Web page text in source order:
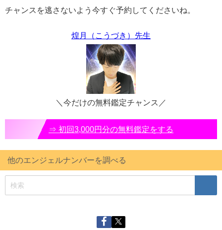
チャンスを逃さないよう今すぐ予約してくださいね。
煌月（こうづき）先生
＼今だけの無料鑑定チャンス／
⇒ 初回3,000円分の無料鑑定をする
他のエンジェルナンバーを調べる